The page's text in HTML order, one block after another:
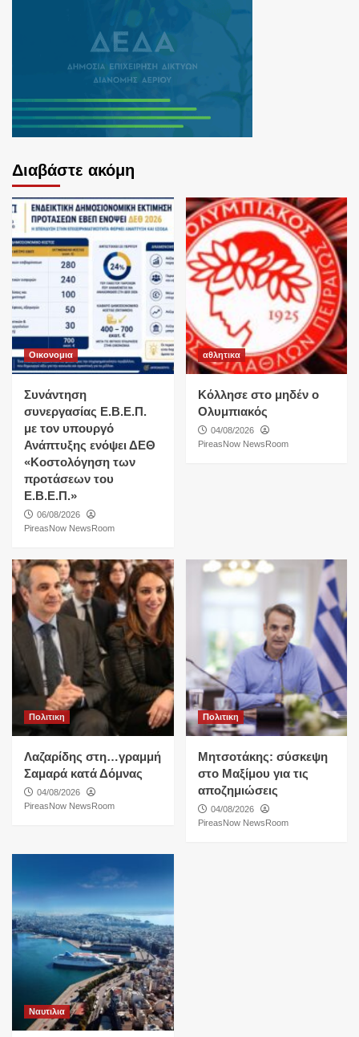
Διαβάστε ακόμη
Οικονομια
Συνάντηση
συνεργασίας Ε.Β.Ε.Π.
με τον υπουργό
Ανάπτυξης ενόψει ΔΕΘ
«Κοστολόγηση των
προτάσεων του
Ε.Β.Ε.Π.»
06/08/2026
PireasNow NewsRoom
αθλητικα
Κόλλησε στο μηδέν ο
Ολυμπιακός
04/08/2026
PireasNow NewsRoom
Πολιτικη
Λαζαρίδης στη…γραμμή
Σαμαρά κατά Δόμνας
04/08/2026
PireasNow NewsRoom
Πολιτικη
Μητσοτάκης: σύσκεψη
στο Μαξίμου για τις
αποζημιώσεις
04/08/2026
PireasNow NewsRoom
Ναυτιλια